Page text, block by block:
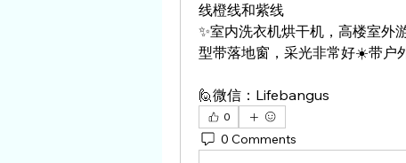
线橙线和紫线
✨室内洗衣机烘干机，高楼室外
型带落地窗，采光非常好☀️带户
🙋微信：Lifebangus
0
0 Comments